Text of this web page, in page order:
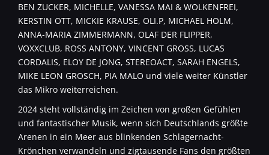
BEN ZUCKER, MICHELLE, VANESSA MAI & WOLKENFREI,
KERSTIN OTT, MICKIE KRAUSE, OLI.P, MICHAEL HOLM,
ANNA-MARIA ZIMMERMANN, OLAF DER FLIPPER,
VOXXCLUB, ROSS ANTONY, VINCENT GROSS, LUCAS
CORDALIS, ELOY DE JONG, STEREOACT, SARAH ENGELS,
MIKE LEON GROSCH, PIA MALO und viele weiter Künstler
das Mikro weiterreichen.
2024 steht vollständig im Zeichen von großen Gefühlen
und fantastischer Musik, wenn sich Deutschlands größte
Arenen in ein Meer aus blinkenden Schlagernacht-
Krönchen verwandeln und zigtausende Fans den größten